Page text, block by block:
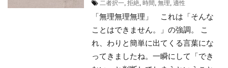
二者択一, 拒絶, 時間 , 無理, 適性
「無理無理無理」 これは「そんな
ことはできません。」の強調。 こ
れ、わりと簡単に出てくる言葉にな
ってきましたね。一瞬にして「でき